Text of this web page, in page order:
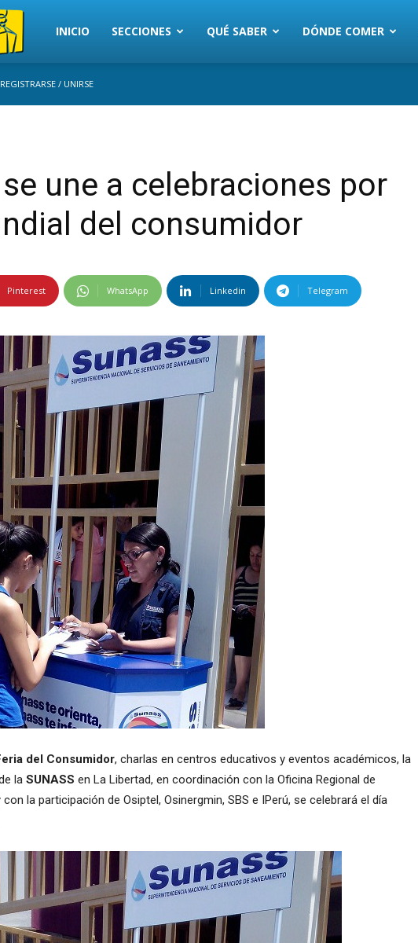
Trujillo
INICIO SECCIONES QUÉ SABER DÓNDE COMER
REGISTRARSE / UNIRSE
se une a celebraciones por
del consumidor
Pinterest WhatsApp Linkedin Telegram
del Consumidor, charlas en centros educativos y eventos académicos, la
la SUNASS en La Libertad, en coordinación con la Oficina Regional de
la participación de Osiptel, Osinergmin, SBS e IPerú, se celebrará el día